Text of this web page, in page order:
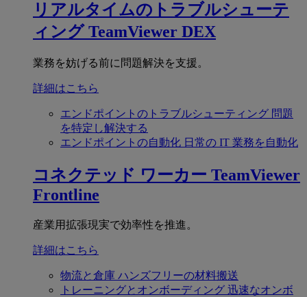
リアルタイムのトラブルシューテ
ィング TeamViewer DEX
業務を妨げる前に問題解決を支援。
詳細はこちら
エンドポイントのトラブルシューティング 問題
を特定し解決する
エンドポイントの自動化 日常の IT 業務を自動化
コネクテッド ワーカー TeamViewer
Frontline
産業用拡張現実で効率性を推進。
詳細はこちら
物流と倉庫 ハンズフリーの材料搬送
トレーニングとオンボーディング 迅速なオンボ